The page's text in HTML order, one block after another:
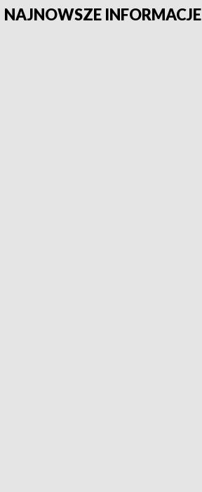
NAJNOWSZE INFORMACJE